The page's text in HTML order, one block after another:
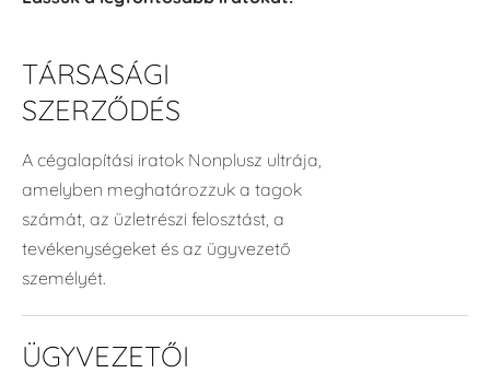
TÁRSASÁGI
SZERZŐDÉS
A cégalapítási iratok Nonplusz ultrája,
amelyben meghatározzuk a tagok
számát, az üzletrészi felosztást, a
tevékenységeket és az ügyvezető
személyét.
ÜGYVEZETŐI